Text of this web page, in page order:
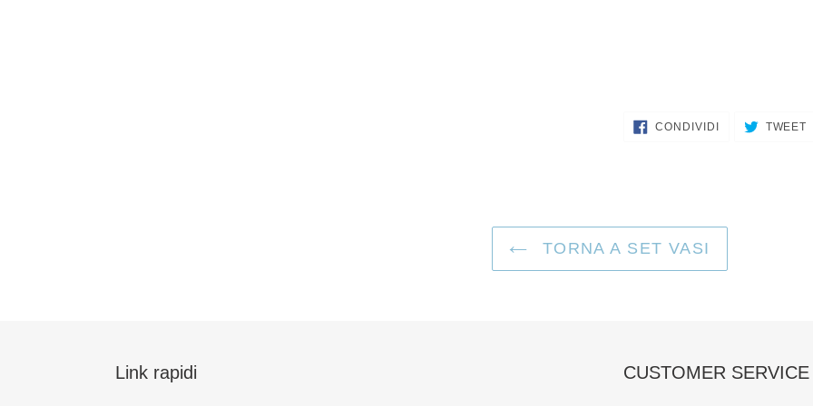
CONDIVIDI CONDIVIDITWEET
TORNA A SET VASI
Link rapidi CUSTOMER SERVICE